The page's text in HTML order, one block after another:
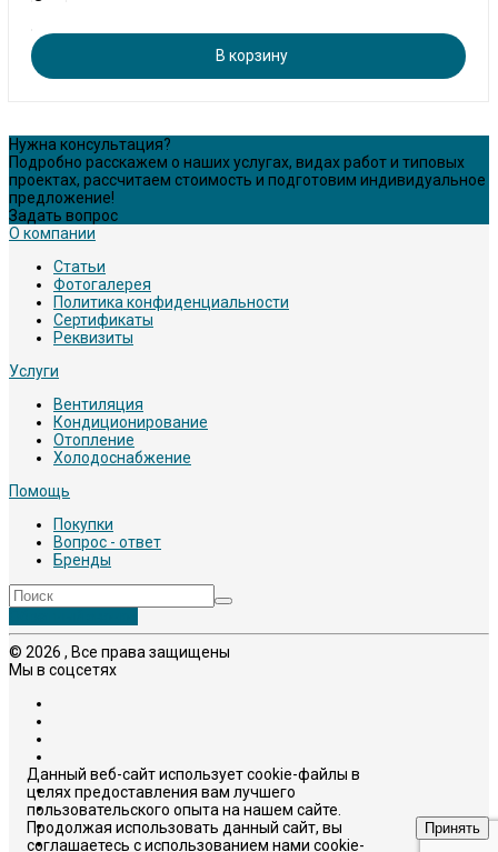
В корзину
Нужна консультация?
Подробно расскажем о наших услугах, видах работ и типовых
проектах, рассчитаем стоимость и подготовим индивидуальное
предложение!
Задать вопрос
О компании
Статьи
Фотогалерея
Политика конфиденциальности
Сертификаты
Реквизиты
Услуги
Вентиляция
Кондиционирование
Отопление
Холодоснабжение
Помощь
Покупки
Вопрос - ответ
Бренды
© 2026 , Все права защищены
Мы в соцсетях
Данный веб-сайт использует cookie-файлы в
целях предоставления вам лучшего
пользовательского опыта на нашем сайте.
Продолжая использовать данный сайт, вы
соглашаетесь с использованием нами cookie-
Принять